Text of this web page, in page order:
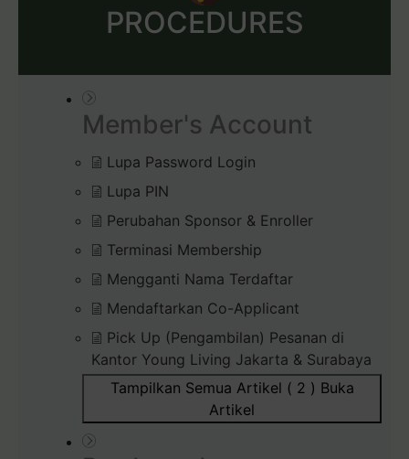
PROCEDURES
Member's Account
Lupa Password Login
Lupa PIN
Perubahan Sponsor & Enroller
Terminasi Membership
Mengganti Nama Terdaftar
Mendaftarkan Co-Applicant
Pick Up (Pengambilan) Pesanan di
Kantor Young Living Jakarta & Surabaya
Tampilkan Semua Artikel ( 2 ) Buka
Artikel